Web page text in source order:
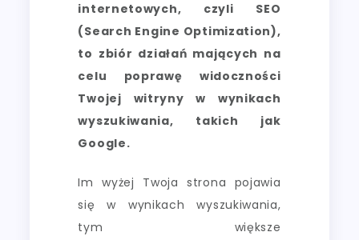
internetowych, czyli SEO
(Search Engine Optimization),
to zbiór działań mających na
celu poprawę widoczności
Twojej witryny w wynikach
wyszukiwania, takich jak
Google.
Im wyżej Twoja strona pojawia
się w wynikach wyszukiwania,
tym większe